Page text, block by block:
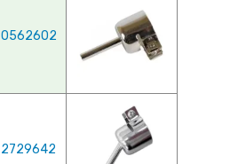
0562602
2729642